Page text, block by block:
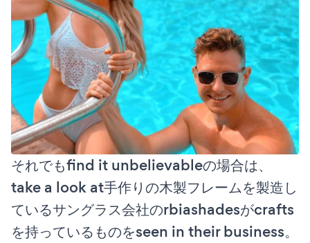
それでもfind it unbelievableの場合は、
take a look at手作りの木製フレームを製造し
ているサングラス会社のrbiashadesがcrafts
を持っているものをseen in their business。